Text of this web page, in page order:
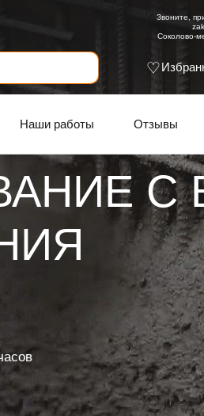
Звоните,
Соколово-
Наши работы Отзывы